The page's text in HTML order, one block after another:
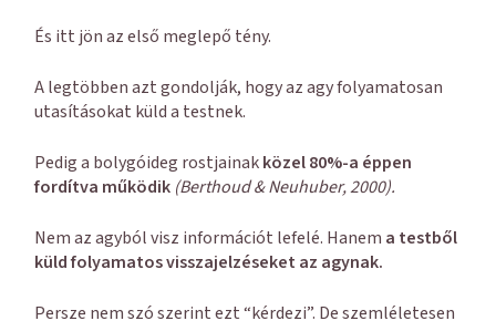
És itt jön az első meglepő tény.
A legtöbben azt gondolják, hogy az agy folyamatosan
utasításokat küld a testnek.
Pedig a bolygóideg rostjainakközel 80%-a éppen
fordítva működik (Berthoud & Neuhuber, 2000).
Nem az agyból visz információt lefelé. Hanem a testből
küld folyamatos visszajelzéseket az agynak.
Persze nem szó szerint ezt “kérdezi”. De szemléletesen